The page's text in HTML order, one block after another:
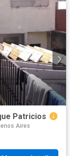
Patricios
Aires